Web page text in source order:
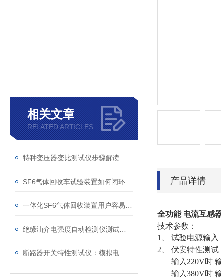
相关文章
RELATED ARTICLES
特种变压器变比测试仪步骤解读
产品详情
全功能 电流互感
技术参数：
1、 试验电源输
2、 伏安特性测试
输入220V时 输
输入380V时 输